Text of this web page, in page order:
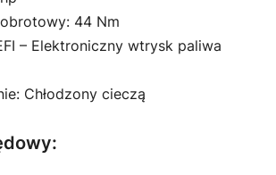
44 Nm
– Elektroniczny wtrysk paliwa
Chłodzony cieczą